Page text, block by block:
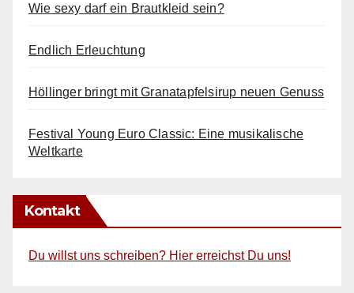
Wie sexy darf ein Brautkleid sein?
Endlich Erleuchtung
Höllinger bringt mit Granatapfelsirup neuen Genuss
Festival Young Euro Classic: Eine musikalische
Weltkarte
Kontakt
Du willst uns schreiben? Hier erreichst Du uns!